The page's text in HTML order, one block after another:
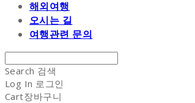
해외여행
오시는 길
여행관련 문의
Search 검색
Log In 로그인
Cart장바구니